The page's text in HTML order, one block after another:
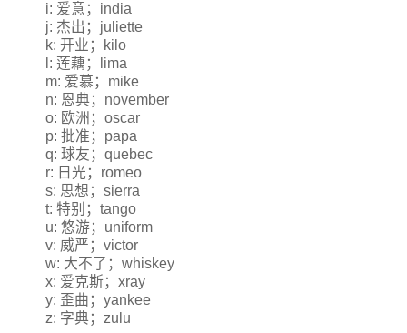
i: 爱意；india
j: 杰出；juliette
k: 开业；kilo
l: 莲藕；lima
m: 爱慕；mike
n: 恩典；november
o: 欧洲；oscar
p: 批准；papa
q: 球友；quebec
r: 日光；romeo
s: 思想；sierra
t: 特别；tango
u: 悠游；uniform
v: 威严；victor
w: 大不了；whiskey
x: 爱克斯；xray
y: 歪曲；yankee
z: 字典；zulu